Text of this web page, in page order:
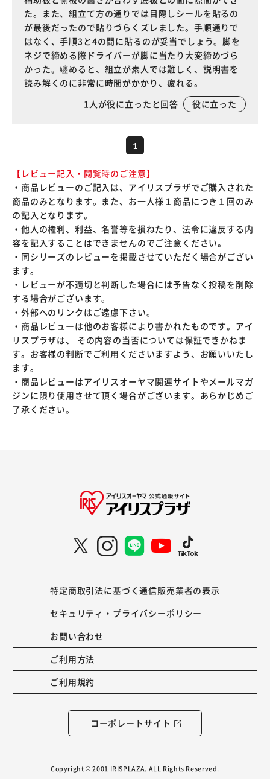
た。また、組立て方の通りでは目隠しシールを貼るの
が最後だったので貼りづらくズレました。手順通りで
はなく、手順3と4の間に貼るのが妥当でしょう。脚を
ネジで締める際ドライバーが脚に当たり大変締めづら
かった。纏めると、組立が素人では難しく、説明書を
読み解くのに非常に時間がかかり、疲れる。
1人が役に立ったと回答 役に立った
1
【レビュー記入・閲覧時のご注意】
・商品レビューのご記入は、アイリスプラザでご購入された
商品のみとなります。また、お一人様１商品につき１回のみ
の記入となります。
・他人の権利、利益、名誉等を損ねたり、法令に違反する内
容を記入することはできませんのでご注意ください。
・同シリーズのレビューを掲載させていただく場合がござい
ます。
・レビューが不適切と判断した場合には予告なく投稿を削除
する場合がございます。
・外部へのリンクはご遠慮下さい。
・商品レビューは他のお客様により書かれたものです。アイ
リスプラザは、 その内容の当否については保証できかねま
す。お客様の判断でご利用くださいますよう、お願いいたし
ます。
・商品レビューはアイリスオーヤマ関連サイトやメールマガ
ジンに限り使用させて頂く場合がございます。あらかじめご
了承ください。
特定商取引法に基づく通信販売業者の表示
セキュリティ・プライバシーポリシー
お問い合わせ
ご利用方法
ご利用規約
コーポレートサイト
Copyright © 2001 IRISPLAZA. ALL Rights Reserved.